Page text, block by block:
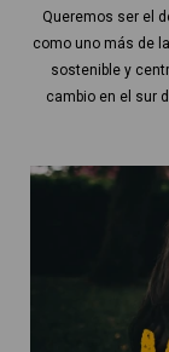
Queremos ser el
como uno más de
sostenible y
cambio en el sur